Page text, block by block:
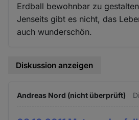
Erdball bewohnbar zu
Jenseits gibt es nicht, das
auch wunderschön.
Diskussion anzeigen
Andreas Nord (nicht überprüft)